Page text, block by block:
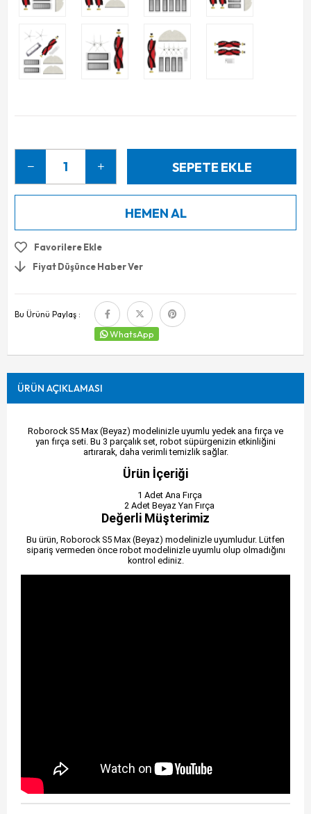
Favorilere Ekle
Fiyat Düşünce Haber Ver
Bu Ürünü Paylaş :
WhatsApp
ÜRÜN AÇIKLAMASI
Roborock S5 Max (Beyaz) modelinizle uyumlu yedek ana fırça ve
yan fırça seti. Bu 3 parçalık set, robot süpürgenizin etkinliğini
artırarak, daha verimli temizlik sağlar.
Ürün İçeriği
1 Adet Ana Fırça
2 Adet Beyaz Yan Fırça
Değerli Müşterimiz
Bu ürün, Roborock S5 Max (Beyaz) modelinizle uyumludur. Lütfen
sipariş vermeden önce robot modelinizle uyumlu olup olmadığını
kontrol ediniz.